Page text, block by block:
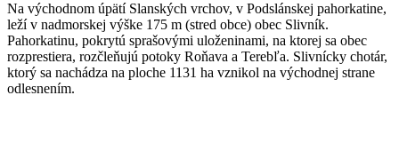
Na východnom úpätí Slanských vrchov, v Podslánskej pahorkatine,
leží v nadmorskej výške 175 m (stred obce) obec Slivník.
Pahorkatinu, pokrytú sprašovými uloženinami, na ktorej sa obec
rozprestiera, rozčleňujú potoky Roňava a Terebľa. Slivnícky chotár,
ktorý sa nachádza na ploche 1131 ha vznikol na východnej strane
odlesnením.